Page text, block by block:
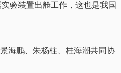
验装置出舱工作，这也是我国
海鹏、朱杨柱、桂海潮共同协